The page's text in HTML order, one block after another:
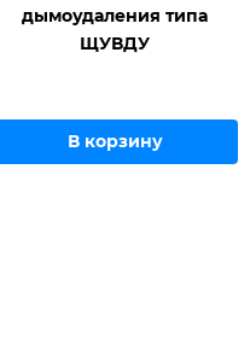
дымоудаления типа
ЩУВДУ
В корзину